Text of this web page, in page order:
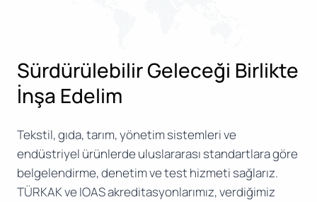
Sürdürülebilir Geleceği Birlikte
İnşa Edelim
Tekstil, gıda, tarım, yönetim sistemleri ve
endüstriyel ürünlerde uluslararası standartlara göre
belgelendirme, denetim ve test hizmeti sağlarız.
TÜRKAK ve IOAS akreditasyonlarımız, verdiğimiz